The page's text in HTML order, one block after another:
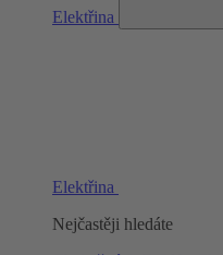
Elektřina
Elektřina
Nejčastěji hledáte